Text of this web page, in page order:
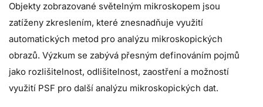
Objekty zobrazované světelným mikroskopem jsou
zatíženy zkreslením, které znesnadňuje využití
automatických metod pro analýzu mikroskopických
obrazů. Výzkum se zabývá přesným definováním pojmů
jako rozlišitelnost, odlišitelnost, zaostření a možností
využití PSF pro další analýzu mikroskopických dat.